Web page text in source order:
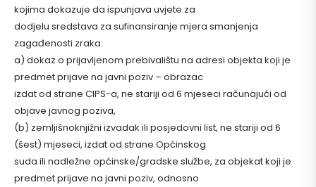
kojima dokazuje da ispunjava uvjete za
dodjelu sredstava za sufinansiranje mjera smanjenja
zagađenosti zraka:
a) dokaz o prijavljenom prebivalištu na adresi objekta koji je
predmet prijave na javni poziv – obrazac
izdat od strane CIPS-a, ne stariji od 6 mjeseci računajući od
objave javnog poziva,
(b) zemljišnoknjižni izvadak ili posjedovni list, ne stariji od 6
(šest) mjeseci, izdat od strane Općinskog
suda ili nadležne općinske/gradske službe, za objekat koji je
predmet prijave na javni poziv, odnosno